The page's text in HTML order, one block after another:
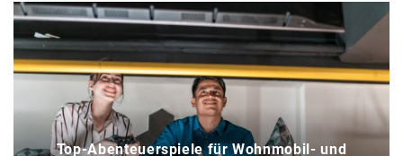
Top-Abenteuerspiele für Wohnmobil- und